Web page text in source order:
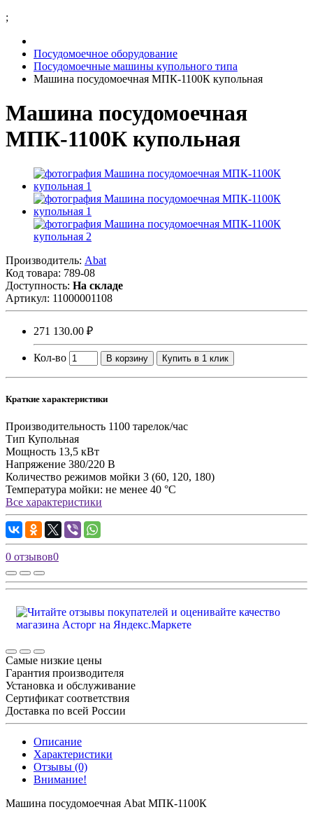
;
Посудомоечное оборудование
Посудомоечные машины купольного типа
Машина посудомоечная МПК-1100К купольная
Машина посудомоечная
МПК-1100К купольная
Производитель: Abat
Код товара: 789-08
Доступность: На складе
Артикул: 11000001108
271 130.00 ₽
Кол-во В корзину Купить в 1 клик
Краткие характеристики
Производительность 1100 тарелок/час
Тип Купольная
Мощность 13,5 кВт
Напряжение 380/220 В
Количество режимов мойки 3 (60, 120, 180)
Температура мойки: не менее 40 °С
Все характеристики
0 отзывов0
Самые низкие цены
Гарантия производителя
Установка и обслуживание
Сертификат соответствия
Доставка по всей России
Описание
Характеристики
Отзывы (0)
Внимание!
Машина посудомоечная Abat МПК-1100К